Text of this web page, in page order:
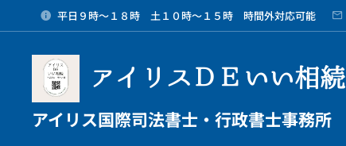
平日９時～１８時 土１０時～１５時 時間外対応可能
アイリスＤＥいい相続
アイリス国際司法書士・行政書士事務所